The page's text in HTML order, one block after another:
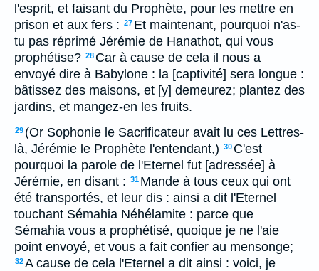
l'esprit, et faisant du Prophète, pour les mettre en
prison et aux fers : 27 Et maintenant, pourquoi n'as-
tu pas réprimé Jérémie de Hanathot, qui vous
prophétise? 28 Car à cause de cela il nous a
envoyé dire à Babylone : la [captivité] sera longue :
bâtissez des maisons, et [y] demeurez; plantez des
jardins, et mangez-en les fruits.
29 (Or Sophonie le Sacrificateur avait lu ces Lettres-
là, Jérémie le Prophète l'entendant,) 30 C'est
pourquoi la parole de l'Eternel fut [adressée] à
Jérémie, en disant : 31 Mande à tous ceux qui ont
été transportés, et leur dis : ainsi a dit l'Eternel
touchant Sémahia Néhélamite : parce que
Sémahia vous a prophétisé, quoique je ne l'aie
point envoyé, et vous a fait confier au mensonge;
32A cause de cela l'Eternel a dit ainsi : voici, je